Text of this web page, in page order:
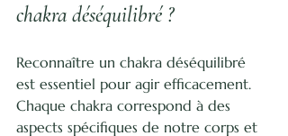
chakra déséquilibré ?
Reconnaître un chakra déséquilibré
est essentiel pour agir efficacement.
Chaque chakra correspond à des
aspects spécifiques de notre corps et